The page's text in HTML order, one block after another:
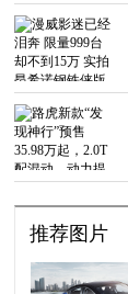
推荐图片